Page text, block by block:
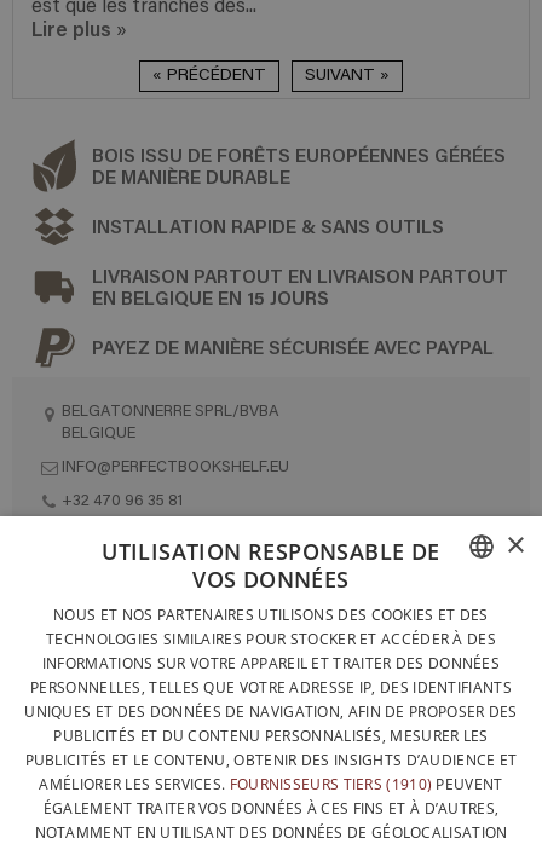
est que les tranches des...
Lire plus »
« PRÉCÉDENT SUIVANT »
BOIS ISSU DE FORÊTS EUROPÉENNES GÉRÉES
DE MANIÈRE DURABLE
INSTALLATION RAPIDE & SANS OUTILS
LIVRAISON PARTOUT EN LIVRAISON PARTOUT
EN BELGIQUE EN 15 JOURS
PAYEZ DE MANIÈRE SÉCURISÉE AVEC PAYPAL
BELGATONNERRE SPRL/BVBA
BELGIQUE
INFO@PERFECTBOOKSHELF.EU
+32 470 96 35 81
CONTACTEZ-NOUS
PROTECTION DES DONNÉES
CONDITIONS GÉNÉRALES DE VENTE
SITEMAP
FRENCH
DUTCH
ENGLISH
×
UTILISATION RESPONSABLE DE
VOS DONNÉES
NOUS ET NOS PARTENAIRES UTILISONS DES COOKIES ET DES
TECHNOLOGIES SIMILAIRES POUR STOCKER ET ACCÉDER À DES
INFORMATIONS SUR VOTRE APPAREIL ET TRAITER DES DONNÉES
PERSONNELLES, TELLES QUE VOTRE ADRESSE IP, DES IDENTIFIANTS
UNIQUES ET DES DONNÉES DE NAVIGATION, AFIN DE PROPOSER DES
PUBLICITÉS ET DU CONTENU PERSONNALISÉS, MESURER LES
PUBLICITÉS ET LE CONTENU, OBTENIR DES INSIGHTS D’AUDIENCE ET
AMÉLIORER LES SERVICES. FOURNISSEURS TIERS (1910) PEUVENT
ÉGALEMENT TRAITER VOS DONNÉES À CES FINS ET À D’AUTRES,
NOTAMMENT EN UTILISANT DES DONNÉES DE GÉOLOCALISATION